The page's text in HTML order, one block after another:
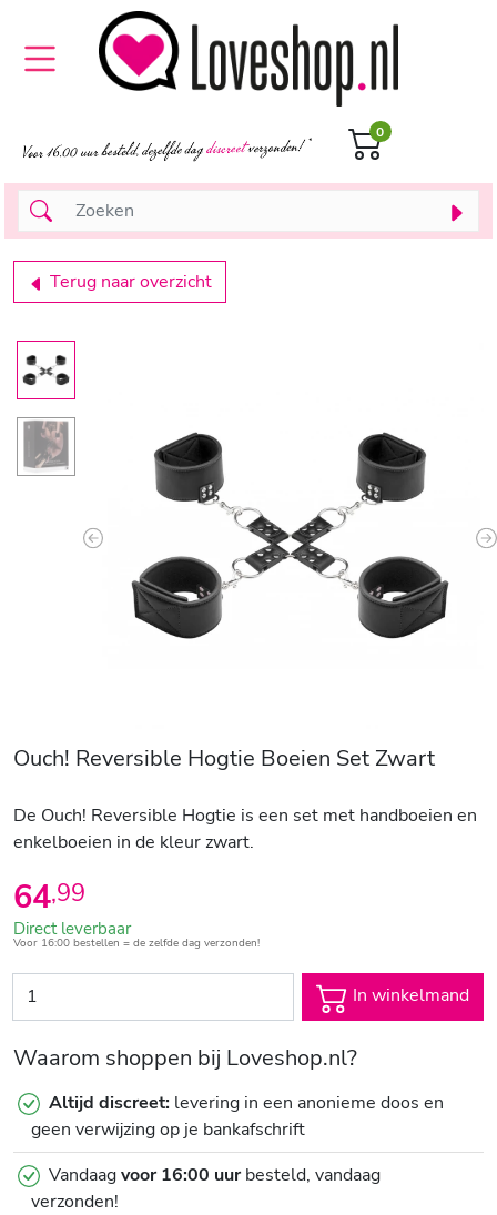
0
Terug naar overzicht
Previous
Ouch! Reversible Hogtie Boeien Set Zwart
De Ouch! Reversible Hogtie is een set met handboeien en
enkelboeien in de kleur zwart.
64,99
Direct leverbaar
Voor 16:00 bestellen = de zelfde dag verzonden!
In winkelmand
Waarom shoppen bij Loveshop.nl?
Altijd discreet: levering in een anonieme doos en
geen verwijzing op je bankafschrift
Vandaagvoor 16:00 uurbesteld, vandaag
verzonden!